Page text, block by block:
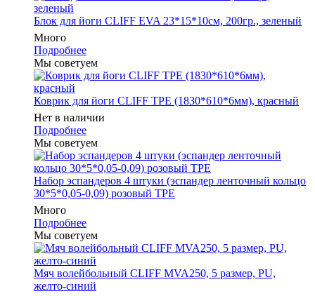
Блок для йоги CLIFF EVA 23*15*10см, 200гр., зеленый
Много
Подробнее
Мы советуем
Коврик для йоги CLIFF TPE (1830*610*6мм), красный
Нет в наличии
Подробнее
Мы советуем
Набор эспандеров 4 штуки (эспандер ленточный кольцо
30*5*0,05-0,09) розовый ТРЕ
Много
Подробнее
Мы советуем
Мяч волейбольный CLIFF MVA250, 5 размер, PU,
желто-синий